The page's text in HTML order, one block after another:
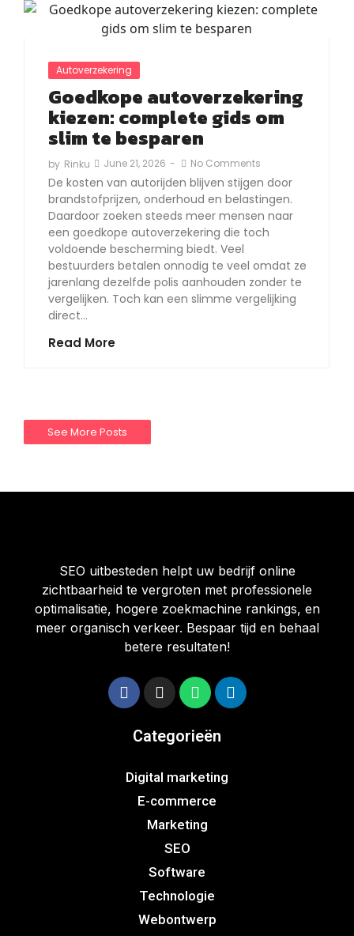
Autoverzekering
Goedkope autoverzekering
kiezen: complete gids om
slim te besparen
by Rinku June 21, 2026 - No Comments
De kosten van autorijden blijven stijgen door
brandstofprijzen, onderhoud en belastingen.
Daardoor zoeken steeds meer mensen naar
een goedkope autoverzekering die toch
voldoende bescherming biedt. Veel
bestuurders betalen onnodig te veel omdat ze
jarenlang dezelfde polis aanhouden zonder te
vergelijken. Toch kan een slimme vergelijking
direct…
Read More
See More Posts
SEO uitbesteden helpt uw bedrijf online
zichtbaarheid te vergroten met professionele
optimalisatie, hogere zoekmachine rankings, en
meer organisch verkeer. Bespaar tijd en behaal
betere resultaten!
Categorieën
Digital marketing
E-commerce
Marketing
SEO
Software
Technologie
Webontwerp